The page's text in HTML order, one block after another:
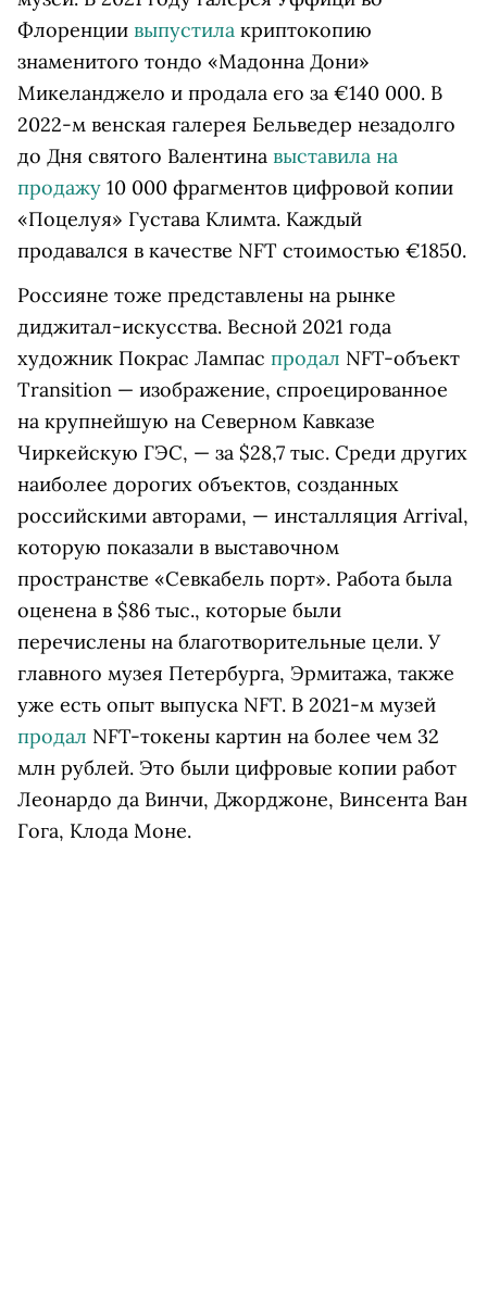
Флоренции выпустила криптокопию
знаменитого тондо «Мадонна Дони»
Микеланджело и продала его за €140 000. В
2022-м венская галерея Бельведер незадолго
до Дня святого Валентина выставила на
продажу 10 000 фрагментов цифровой копии
«Поцелуя» Густава Климта. Каждый
продавался в качестве NFT стоимостью €1850.
Россияне тоже представлены на рынке
диджитал-искусства. Весной 2021 года
художник Покрас Лампас продал NFT-объект
Transition — изображение, спроецированное
на крупнейшую на Северном Кавказе
Чиркейскую ГЭС, — за $28,7 тыс. Среди других
наиболее дорогих объектов, созданных
российскими авторами, — инсталляция Arrival,
которую показали в выставочном
пространстве «Севкабель порт». Работа была
оценена в $86 тыс., которые были
перечислены на благотворительные цели. У
главного музея Петербурга, Эрмитажа, также
уже есть опыт выпуска NFT. В 2021-м музей
продал NFT-токены картин на более чем 32
млн рублей. Это были цифровые копии работ
Леонардо да Винчи, Джорджоне, Винсента Ван
Гога, Клода Моне.